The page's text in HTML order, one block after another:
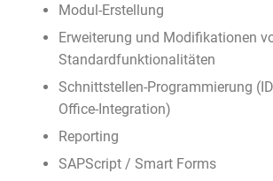
Modul-Erstellung
Erweiterung und Modifikationen
Standardfunktionalitäten
Schnittstellen-Programmierung
Office-Integration)
Reporting
SAPScript / Smart Forms